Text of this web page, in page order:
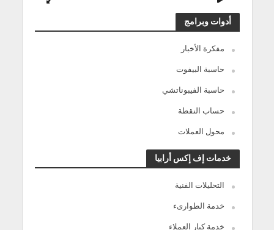
أدوات وبرامج
مفكرة الأخبار
حاسبة البيفوت
حاسبة الفيبوناتشي
حساب النقطة
محول العملات
خدمات إف إكس أرابيا
التحليلات الفنية
خدمة الطوارىء
خدمة كبار العملاء